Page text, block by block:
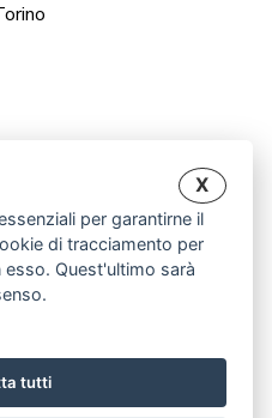
|
X
per garantirne il
di tracciamento per
Quest'ultimo sarà
tutti